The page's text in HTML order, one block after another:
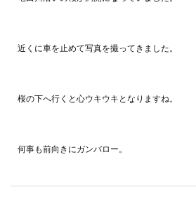
近くに車を止めて写真を撮ってきました。
桜の下へ行くと心ウキウキとなりますね。
何事も前向きにガンバロー。